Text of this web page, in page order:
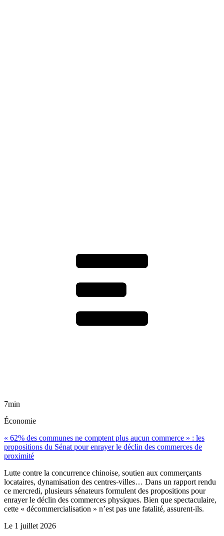
7min
Économie
« 62% des communes ne comptent plus aucun commerce » : les
propositions du Sénat pour enrayer le déclin des commerces de
proximité
Lutte contre la concurrence chinoise, soutien aux commerçants
locataires, dynamisation des centres-villes… Dans un rapport rendu
ce mercredi, plusieurs sénateurs formulent des propositions pour
enrayer le déclin des commerces physiques. Bien que spectaculaire,
cette « décommercialisation » n’est pas une fatalité, assurent-ils.
Le 1 juillet 2026